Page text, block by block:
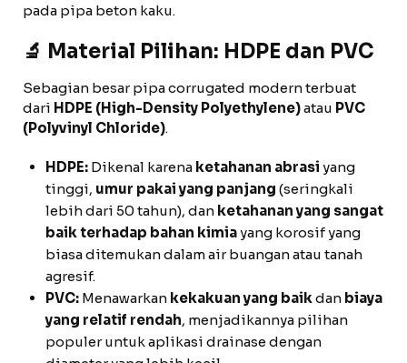
pada pipa beton kaku.
🔬 Material Pilihan: HDPE dan PVC
Sebagian besar pipa corrugated modern terbuat
dari HDPE (High-Density Polyethylene)atau PVC
(Polyvinyl Chloride).
HDPE: Dikenal karena ketahanan abrasi yang
tinggi, umur pakai yang panjang (seringkali
lebih dari 50 tahun), dan ketahanan yang sangat
baik terhadap bahan kimiayang korosif yang
biasa ditemukan dalam air buangan atau tanah
agresif.
PVC: Menawarkan kekakuan yang baikdan biaya
yang relatif rendah, menjadikannya pilihan
populer untuk aplikasi drainase dengan